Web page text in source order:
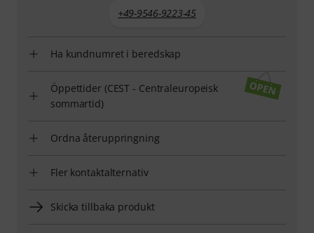
+49-9546-9223-45
Ha kundnumret i beredskap
Öppettider (CEST - Centraleuropeisk
sommartid)
Ordna återuppringning
Fler kontaktalternativ
Skicka tillbaka produkt